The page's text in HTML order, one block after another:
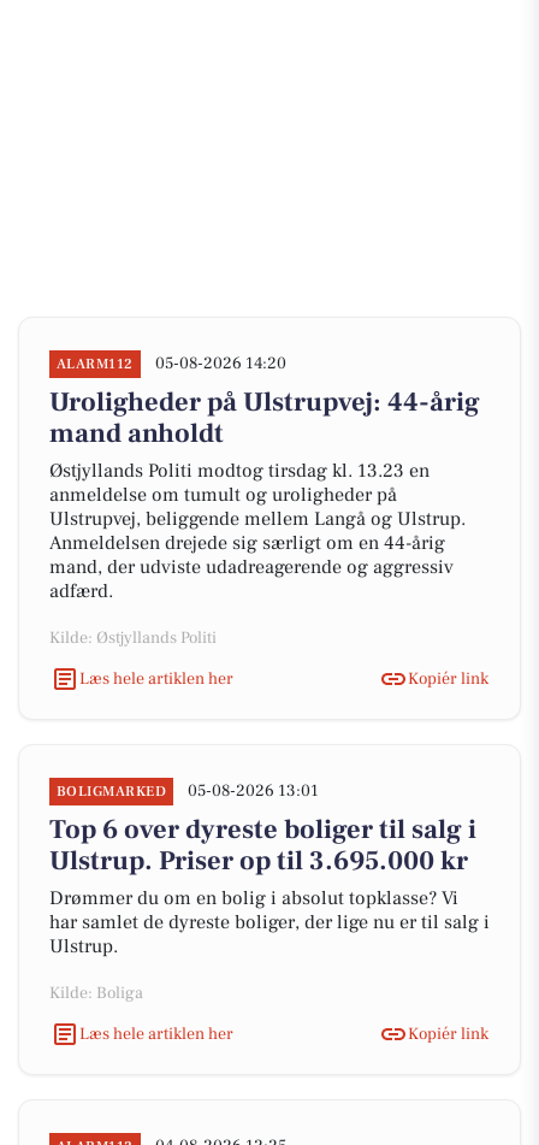
ALARM112 05-08-2026 14:20
Uroligheder på Ulstrupvej: 44-årig
mand anholdt
Østjyllands Politi modtog tirsdag kl. 13.23 en
anmeldelse om tumult og uroligheder på
Ulstrupvej, beliggende mellem Langå og Ulstrup.
Anmeldelsen drejede sig særligt om en 44-årig
mand, der udviste udadreagerende og aggressiv
adfærd.
Kilde: Østjyllands Politi
Læs hele artiklen her
Kopiér link
BOLIGMARKED 05-08-2026 13:01
Top 6 over dyreste boliger til salg i
Ulstrup. Priser op til 3.695.000 kr
Drømmer du om en bolig i absolut topklasse? Vi
har samlet de dyreste boliger, der lige nu er til salg i
Ulstrup.
Kilde: Boliga
Læs hele artiklen her
Kopiér link